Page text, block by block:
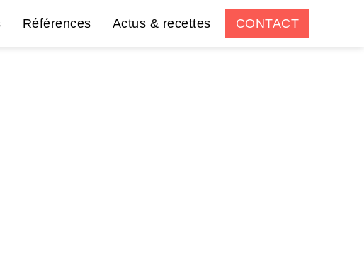
Références Actus & recettes CONTACT